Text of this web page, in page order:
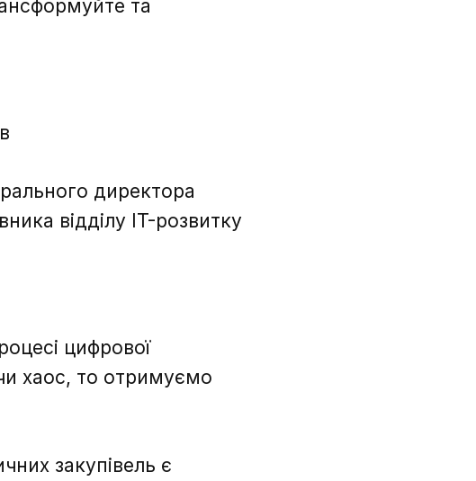
та
директора
відділу IT-розвитку
цифрової
хаос, то отримуємо
закупівель є